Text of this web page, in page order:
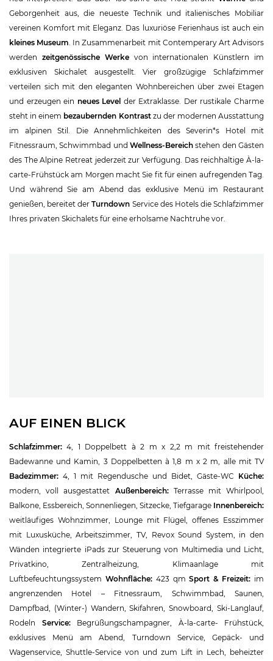
Geborgenheit aus, die neueste Technik und italienisches Mobiliar
vereinen Komfort mit Eleganz. Das luxuriöse Ferienhaus ist auch ein
kleines Museum . In Zusammenarbeit mit Contemperary Art Advisors
werden zeitgenössische Werkevon internationalen Künstlern im
exklusiven Skichalet ausgestellt. Vier großzügige Schlafzimmer
verteilen sich mit den eleganten Wohnbereichen über zwei Etagen
und erzeugen ein neues Level der Extraklasse. Der rustikale Charme
steht in einem bezaubernden Kontrastzu der modernen Ausstattung
im alpinen Stil. Die Annehmlichkeiten des Severin*s Hotel mit
Fitnessraum, Schwimmbad und Wellness-Bereich stehen den Gästen
des The Alpine Retreat jederzeit zur Verfügung. Das reichhaltige À-la-
carte-Frühstück am Morgen macht Sie fit für einen aufregenden Tag.
Und während Sie am Abend das exklusive Menü im Restaurant
genießen, bereitet derTurndown Service des Hotels die Schlafzimmer
Ihres privaten Skichalets für eine erholsame Nachtruhe vor.
AUF EINEN BLICK
Schlafzimmer: 4, 1 Doppelbett à 2 m x 2,2 m mit freistehender
Badewanne und Kamin, 3 Doppelbetten à 1,8 m x 2 m, alle mit TV
Badezimmer: 4, 1 mit Regendusche und Bidet, Gäste-WC Küche:
modern, voll ausgestattet Außenbereich:Terrasse mit Whirlpool,
Balkone, Essbereich, Sonnenliegen, Sitzecke, Tiefgarage Innenbereich:
weitläufiges Wohnzimmer, Lounge mit Flügel, offenes Esszimmer
mit Luxusküche, Arbeitszimmer, TV, Revox Sound System, in den
Wänden integrierte iPads zur Steuerung von Multimedia und Licht,
Privatkino, Zentralheizung, Klimaanlage mit
Luftbefeuchtungssystem Wohnfläche:423 qmSport & Freizeit: im
angrenzenden Hotel – Fitnessraum, Schwimmbad, Saunen,
Dampfbad, (Winter-) Wandern, Skifahren, Snowboard, Ski-Langlauf,
Rodeln Service:Begrüßungschampagner, À-la-carte- Frühstück,
exklusives Menü am Abend, Turndown Service, Gepäck- und
Wagenservice, Shuttle-Service von und zum Lift in Lech, beheizter